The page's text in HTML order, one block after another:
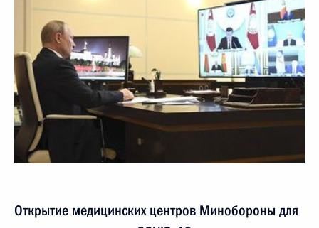
Открытие медицинских центров Минобороны для